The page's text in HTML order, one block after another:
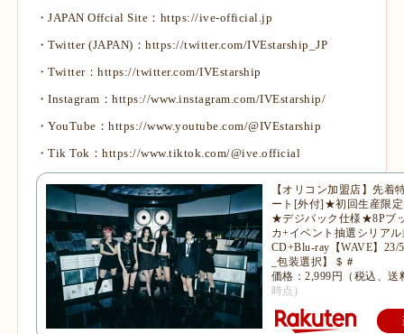
・JAPAN Offcial Site： https://ive-official.jp
・Twitter (JAPAN)：https://twitter.com/IVEstarship_JP
・Twitter：https://twitter.com/IVEstarship
・Instagram：https://www.instagram.com/IVEstarship/
・YouTube：https://www.youtube.com/@IVEstarship
・Tik Tok：https://www.tiktok.com/@ive.official
【オリコン加盟店】先着
ート[外付]★初回生産限
★デジパック仕様★8Pブ
カ+イベント抽選シリア
CD+Blu-ray【WAVE】23/
_包装選択】＄＃
価格：2,999円（税込、送
時点)